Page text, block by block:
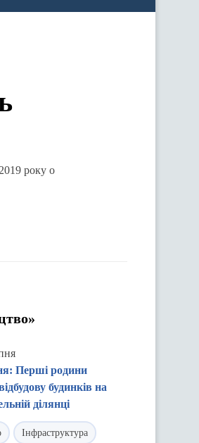
року о
Перші родини
будинків на
ділянці
Інфраструктура